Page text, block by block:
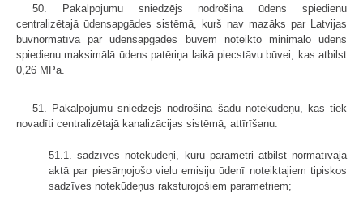
50. Pakalpojumu sniedzējs nodrošina ūdens spiedienu
centralizētajā ūdensapgādes sistēmā, kurš nav mazāks par Latvijas
būvnormatīvā par ūdensapgādes būvēm noteikto minimālo ūdens
spiedienu maksimālā ūdens patēriņa laikā piecstāvu būvei, kas atbilst
0,26 MPa.
51. Pakalpojumu sniedzējs nodrošina šādu notekūdeņu, kas tiek
novadīti centralizētajā kanalizācijas sistēmā, attīrīšanu:
51.1. sadzīves notekūdeņi, kuru parametri atbilst normatīvajā
aktā par piesārņojošo vielu emisiju ūdenī noteiktajiem tipiskos
sadzīves notekūdeņus raksturojošiem parametriem;